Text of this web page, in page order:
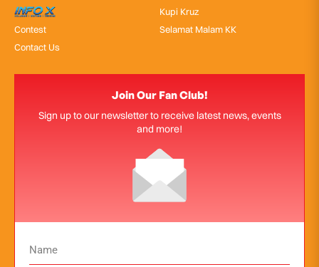
InfoX
Contest
Contact Us
Kupi Kruz
Selamat Malam KK
Join Our Fan Club!
Sign up to our newsletter to receive latest news, events
and more!